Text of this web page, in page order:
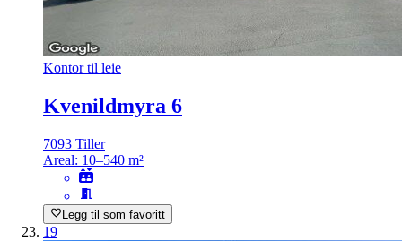
Kontor til leie
Kvenildmyra 6
7093 Tiller
Areal: 10–540 m²
Legg til som favoritt
19